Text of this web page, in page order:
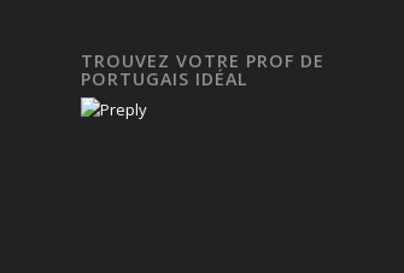
TROUVEZ VOTRE PROF DE
PORTUGAIS IDÉAL